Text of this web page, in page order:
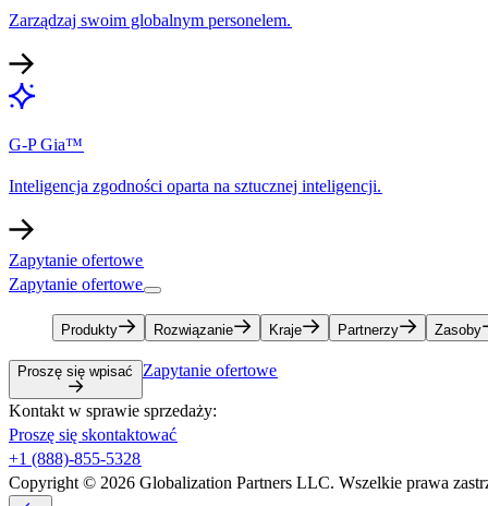
Zarządzaj swoim globalnym personelem.​​
G-P Gia™​​
Inteligencja zgodności oparta na sztucznej inteligencji.​​
Zapytanie ofertowe​​
Zapytanie ofertowe​​
Produkty​​ Rozwiązanie​​ Kraje​​ Partnerzy​​ Zasoby​​
Proszę się wpisać​​ Zapytanie ofertowe​​
Kontakt w sprawie sprzedaży:​​
Proszę się skontaktować​​
+1 (888)-855-5328​​
Copyright © 2026 Globalization Partners LLC. Wszelkie prawa